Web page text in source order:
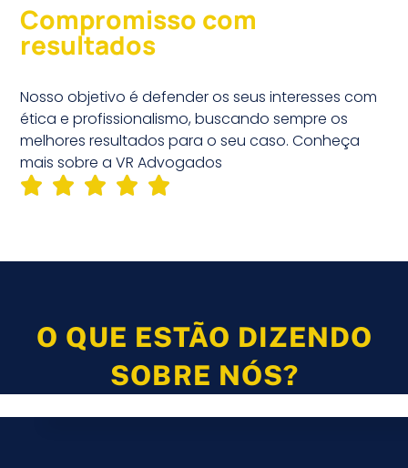
Compromisso com
resultados
Nosso objetivo é defender os seus interesses com
ética e profissionalismo, buscando sempre os
melhores resultados para o seu caso. Conheça
mais sobre a VR Advogados
O QUE ESTÃO DIZENDO
SOBRE NÓS?